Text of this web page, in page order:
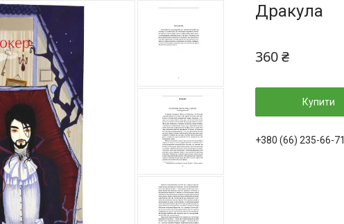
Дракула
360 ₴
Купити
+380 (66) 235-66-71